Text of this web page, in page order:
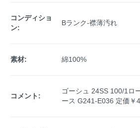
コンディショ
ン:
Bランク-襟薄汚れ
素材: 綿100%
コメント:
ゴーシュ 24SS 100/1ロ
ース G241-E036 定価￥